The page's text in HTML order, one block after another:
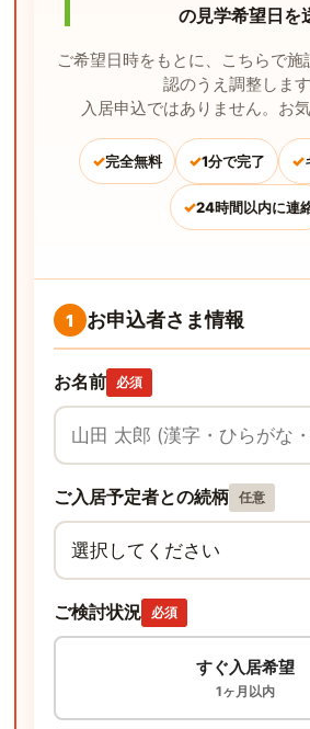
の見学希望日を
ご希望日時をもとに、こちらで施
認のうえ調整します
入居申込ではありません。お気
✓完全無料 ✓1分で完了 ✓
✓24時間以内に連
1 お申込者さま情報
お名前 必須
ご入居予定者との続柄 任意
ご検討状況 必須
すぐ入居希望
1ヶ月以内